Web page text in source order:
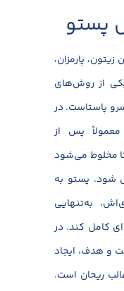
پستو
پارمزان،
از روش‌های
پاستاست. در
پس از
مخلوط می‌شود
شود. پستو به
به‌تنهایی
کامل کند. در
و هدف، ایجاد
ریحان است.